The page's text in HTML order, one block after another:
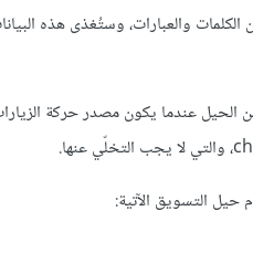
والعبارات، وستُغذى هذه
عندما يكون مصدر حركة
التسويق الآتية: